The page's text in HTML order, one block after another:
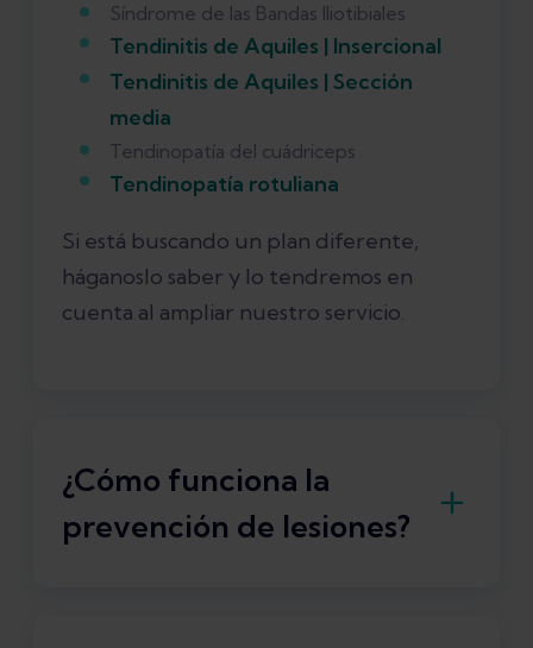
Síndrome de las Bandas Iliotibiales
Tendinitis de Aquiles | Insercional
Tendinitis de Aquiles | Sección
media
Tendinopatía del cuádriceps
Tendinopatía rotuliana
Si está buscando un plan diferente,
háganoslo saber y lo tendremos en
cuenta al ampliar nuestro servicio.
¿Cómo funciona la
prevención de lesiones?